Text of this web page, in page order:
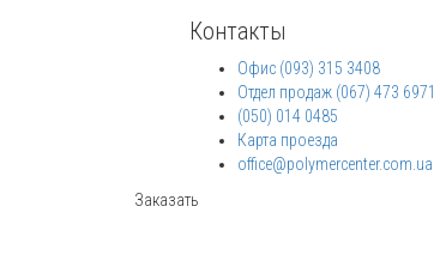
Контакты
Офис (093) 315 3408
Отдел продаж (067) 473 6971
(050) 014 0485
Карта проезда
office@polymercenter.com.ua
Заказать